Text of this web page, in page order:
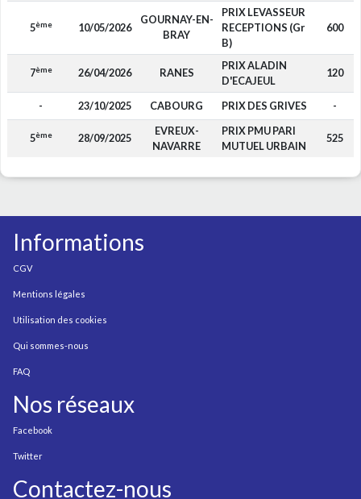
5ème 10/05/2026
GOURNAY-EN-
BRAY
PRIX LEVASSEUR
RECEPTIONS (Gr
B)
600
7ème 26/04/2026 RANES
PRIX ALADIN
D'ECAJEUL
120
- 23/10/2025 CABOURG PRIX DES GRIVES -
5ème 28/09/2025
EVREUX-
NAVARRE
PRIX PMU PARI
MUTUEL URBAIN
525
Informations
CGV
Mentions légales
Utilisation des cookies
Qui sommes-nous
FAQ
Nos réseaux
Facebook
Twitter
Contactez-nous